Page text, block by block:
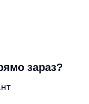
зараз?